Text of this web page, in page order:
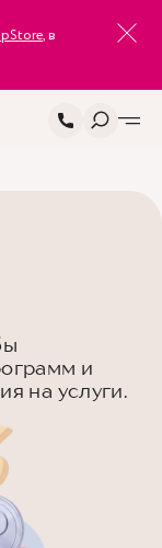
, в
и
на услуги.